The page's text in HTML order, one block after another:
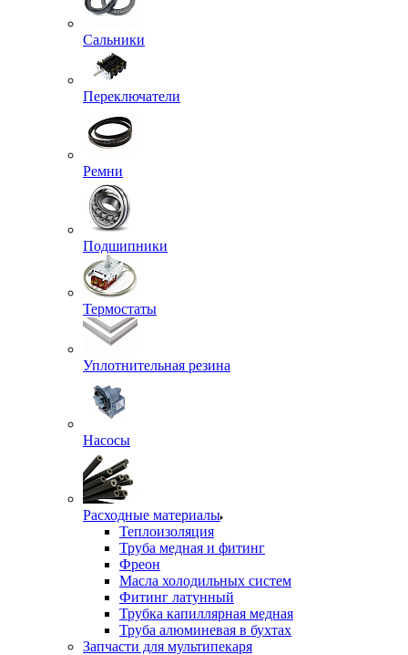
Сальники
Переключатели
Ремни
Подшипники
Термостаты
Уплотнительная резина
Насосы
Расходные материалы
Теплоизоляция
Труба медная и фитинг
Фреон
Масла холодильных систем
Фитинг латунный
Трубка капиллярная медная
Труба алюминевая в бухтах
Запчасти для мультипекаря